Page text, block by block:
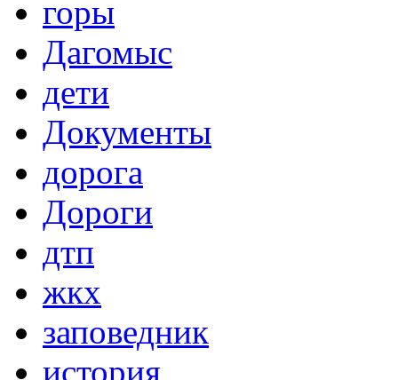
горы
Дагомыс
дети
Документы
дорога
Дороги
дтп
жкх
заповедник
история